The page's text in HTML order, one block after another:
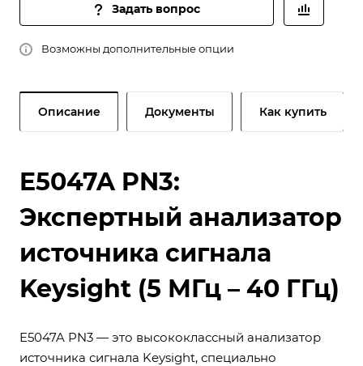
Задать вопрос
Возможны дополнительные опции
Описание Документы Как купить
E5047A PN3:
Экспертный анализатор
источника сигнала
Keysight (5 МГц – 40 ГГц)
E5047A PN3 — это высококлассный анализатор
источника сигнала Keysight, специально